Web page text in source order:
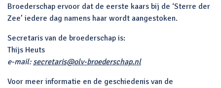
Broederschap ervoor dat de eerste kaars bij de ‘Sterre der
Zee’ iedere dag namens haar wordt aangestoken.
Secretaris van de broederschap is:
Thijs Heuts
e-mail:secretaris@olv-broederschap.nl
Voor meer informatie en de geschiedenis van de